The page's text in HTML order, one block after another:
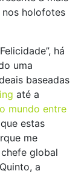
nos holofotes
há
uma
baseadas
até a
mundo entre
estas
me
global
a